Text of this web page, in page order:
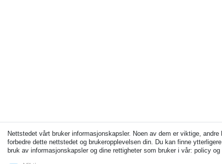
Nettstedet vårt bruker informasjonskapsler. Noen av dem er viktige, andre
forbedre dette nettstedet og brukeropplevelsen din. Du kan finne
bruk av informasjonskapsler og dine rettigheter som bruker i vår: policy